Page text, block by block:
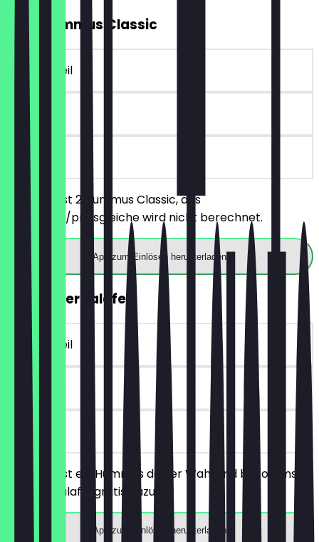
2für1 Hummus Classic
~8 € Vorteil
vor Ort
Du bestellst 2 Hummus Classic, das
günstigere/preisgleiche wird nicht berechnet.
App zum Einlösen herunterladen
GRATIS 3er Falafel
~5 € Vorteil
90 Tage
vor Ort
Du bestellst ein Hummus deiner Wahl und bekommst
eine 3er Falafel gratis dazu.
App zum Einlösen herunterladen